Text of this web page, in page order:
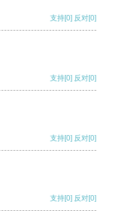
支持[0] 反对[0]
支持[0] 反对[0]
支持[0] 反对[0]
支持[0] 反对[0]